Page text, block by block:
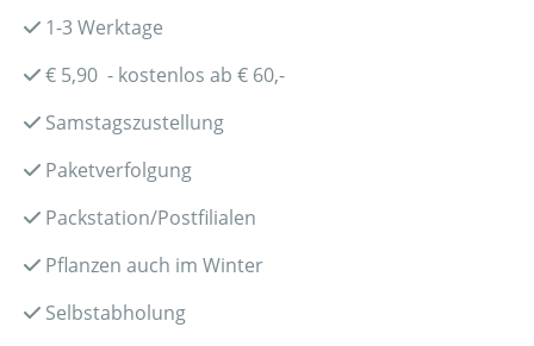
1-3 Werktage
€ 5,90 - kostenlos ab € 60,-
Samstagszustellung
Paketverfolgung
Packstation/Postfilialen
Pflanzen auch im Winter
Selbstabholung